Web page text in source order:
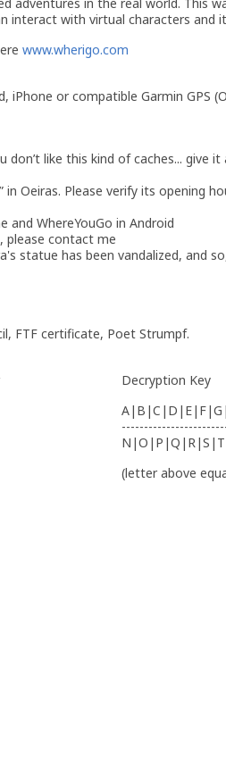
interact with virtual characters and
www.wherigo.com
iPhone or compatible Garmin GPS
like this kind of caches... give
in Oeiras. Please verify its opening
WhereYouGo in Android
please contact me
statue has been vandalized, and
FTF certificate, Poet Strumpf.
Decryption Key
(letter above